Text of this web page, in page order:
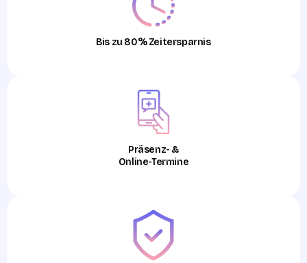
Bis zu 80% Zeitersparnis
Präsenz- &
Online-Termine